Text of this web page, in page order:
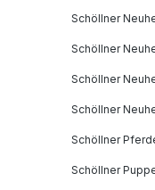
Schöllner
Schöllner
Schöllner
Schöllner
Schöllner
Schöllner